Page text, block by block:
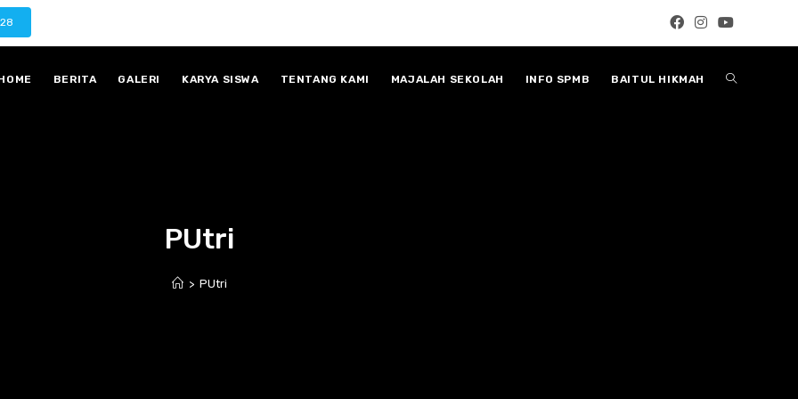
BERITA GALERI KARYA SISWA TENTANG KAMI MAJALAH SEKOLAH INFO SPMB BAITUL HIKMAH Toggle
PUtri
> PUtri